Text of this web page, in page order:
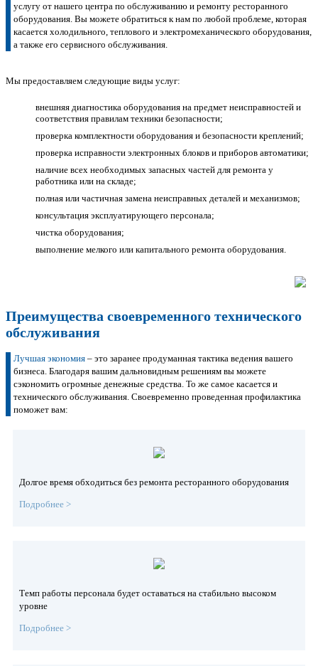
услугу от нашего центра по обслуживанию и ремонту ресторанного
оборудования. Вы можете обратиться к нам по любой проблеме, которая
касается холодильного, теплового и электромеханического оборудования,
а также его сервисного обслуживания.
Мы предоставляем следующие виды услуг:
внешняя диагностика оборудования на предмет неисправностей и
соответствия правилам техники безопасности;
проверка комплектности оборудования и безопасности креплений;
проверка исправности электронных блоков и приборов автоматики;
наличие всех необходимых запасных частей для ремонта у
работника или на складе;
полная или частичная замена неисправных деталей и механизмов;
консультация эксплуатирующего персонала;
чистка оборудования;
выполнение мелкого или капитального ремонта оборудования.
Преимущества своевременного технического
обслуживания
Лучшая экономия – это заранее продуманная тактика ведения вашего
бизнеса. Благодаря вашим дальновидным решениям вы можете
сэкономить огромные денежные средства. То же самое касается и
технического обслуживания. Своевременно проведенная профилактика
поможет вам:
Долгое время обходиться без ремонта ресторанного оборудования
Подробнее >
по вашему карману, и помешать слаженной работе коллектива.
Темп работы персонала будет оставаться на стабильно высоком
уровне
Подробнее >